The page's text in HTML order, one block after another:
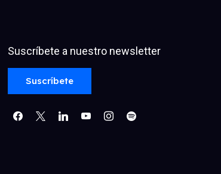
Suscríbete a nuestro newsletter
Suscríbete
facebook
x linkedinyoutubeinstagram
spotify